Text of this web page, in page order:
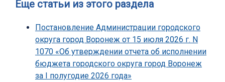
Еще статьи из этого раздела
Постановление Администрации городского
округа город Воронеж от 15 июля 2026 г. N
1070 «Об утверждении отчета об исполнении
бюджета городского округа город Воронеж
за I полугодие 2026 года»